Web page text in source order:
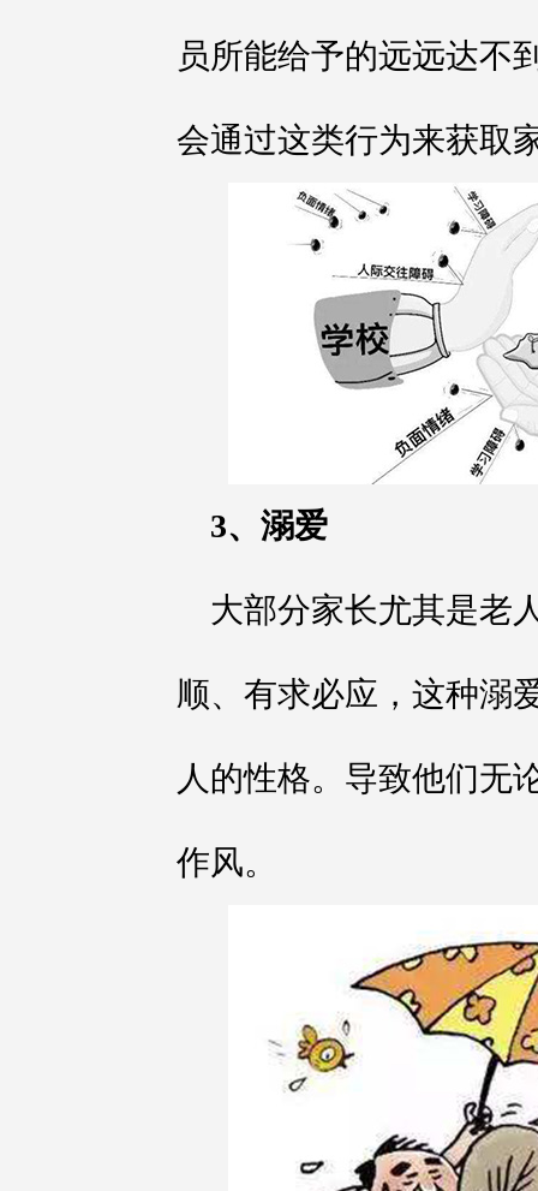
员所能给予的远远达不
会通过这类行为来获取
3、溺爱
大部分家长尤其是老
顺、有求必应，这种溺
人的性格。导致他们无
作风。